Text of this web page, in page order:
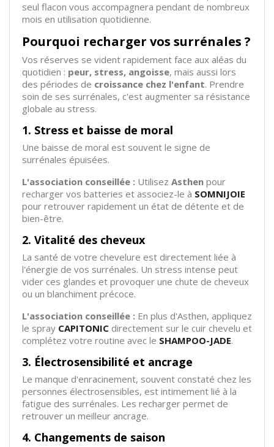
seul flacon vous accompagnera pendant de nombreux
mois en utilisation quotidienne.
Pourquoi recharger vos surrénales ?
Vos réserves se vident rapidement face aux aléas du
quotidien : peur, stress, angoisse, mais aussi lors
des périodes de croissance chez l'enfant. Prendre
soin de ses surrénales, c'est augmenter sa résistance
globale au stress.
1. Stress et baisse de moral
Une baisse de moral est souvent le signe de
surrénales épuisées.
L'association conseillée : Utilisez Asthen pour
recharger vos batteries et associez-le à SOMNIJOIE
pour retrouver rapidement un état de détente et de
bien-être.
2. Vitalité des cheveux
La santé de votre chevelure est directement liée à
l'énergie de vos surrénales. Un stress intense peut
vider ces glandes et provoquer une chute de cheveux
ou un blanchiment précoce.
L'association conseillée : En plus d'Asthen, appliquez
le spray CAPITONIC directement sur le cuir chevelu et
complétez votre routine avec le SHAMPOO-JADE.
3. Électrosensibilité et ancrage
Le manque d'enracinement, souvent constaté chez les
personnes électrosensibles, est intimement lié à la
fatigue des surrénales. Les recharger permet de
retrouver un meilleur ancrage.
4. Changements de saison